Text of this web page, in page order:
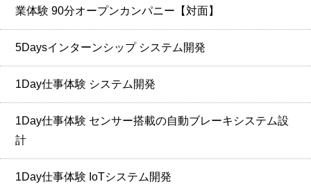
業体験 90分オープンカンパニー【対面】
5Daysインターンシップ システム開発
1Day仕事体験 システム開発
1Day仕事体験 センサー搭載の自動ブレーキシステム設
計
1Day仕事体験 IoTシステム開発